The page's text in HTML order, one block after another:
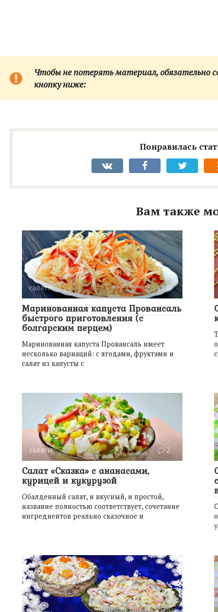
Чтобы не потерять материал, обязательно
кнопку ниже:
Понравилась
Вам также
салаты 0
Маринованная капуста Провансаль
быстрого приготовления (с
болгарским перцем)
Маринованная капуста Провансаль имеет
несколько вариаций: с ягодами, фруктами и
салат из капусты с
салаты 2
Салат «Сказка» с ананасами,
курицей и кукурузой
Обалденный салат, и вкусный, и простой,
название полностью соответствует, сочетание
ингредиентов реально сказочное и